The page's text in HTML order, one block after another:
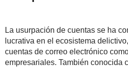
La usurpación de cuentas se ha
lucrativa en el ecosistema
cuentas de correo electrónico
empresariales. También conocida